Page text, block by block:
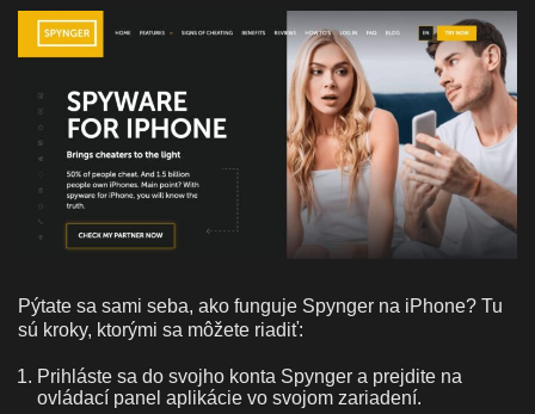
Pýtate sa sami seba, ako funguje Spynger na iPhone? Tu
sú kroky, ktorými sa môžete riadiť:
Prihláste sa do svojho konta Spynger a prejdite na
ovládací panel aplikácie vo svojom zariadení.